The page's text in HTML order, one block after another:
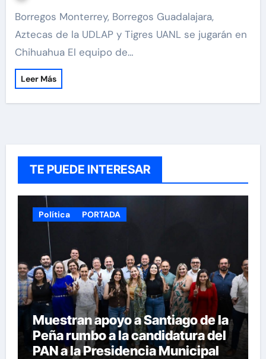
Borregos Monterrey, Borregos Guadalajara,
Aztecas de la UDLAP y Tigres UANL se jugarán en
Chihuahua El equipo de…
Leer Más
TE PUEDE INTERESAR
Política PORTADA
Muestran apoyo a Santiago de la
Peña rumbo a la candidatura del
PAN a la Presidencia Municipal